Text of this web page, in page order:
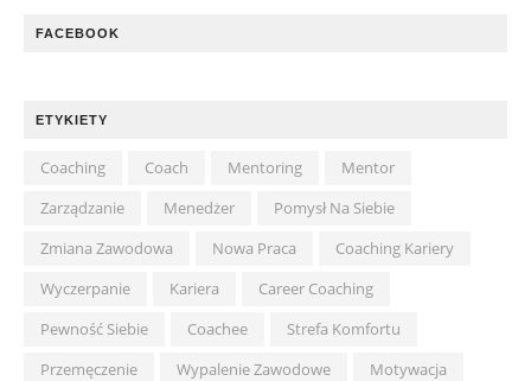
FACEBOOK
ETYKIETY
Coaching Coach Mentoring
Mentor
Zarządzanie
Menedżer
Pomysł Na Siebie
Zmiana Zawodowa
Nowa Praca
Coaching Kariery
Wyczerpanie
Kariera
Career Coaching
Pewność Siebie
Coachee
Strefa Komfortu
Przemęczenie
Wypalenie Zawodowe
Motywacja